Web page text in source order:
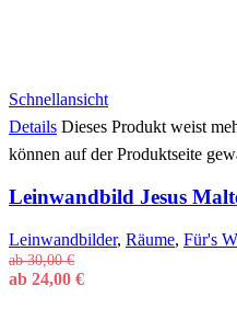
Schnellansicht
Details Dieses Produkt weist
können auf der Produktseite
Leinwandbild Jesus
Leinwandbilder, Räume, Für's
ab30,00€
ab 24,00 €